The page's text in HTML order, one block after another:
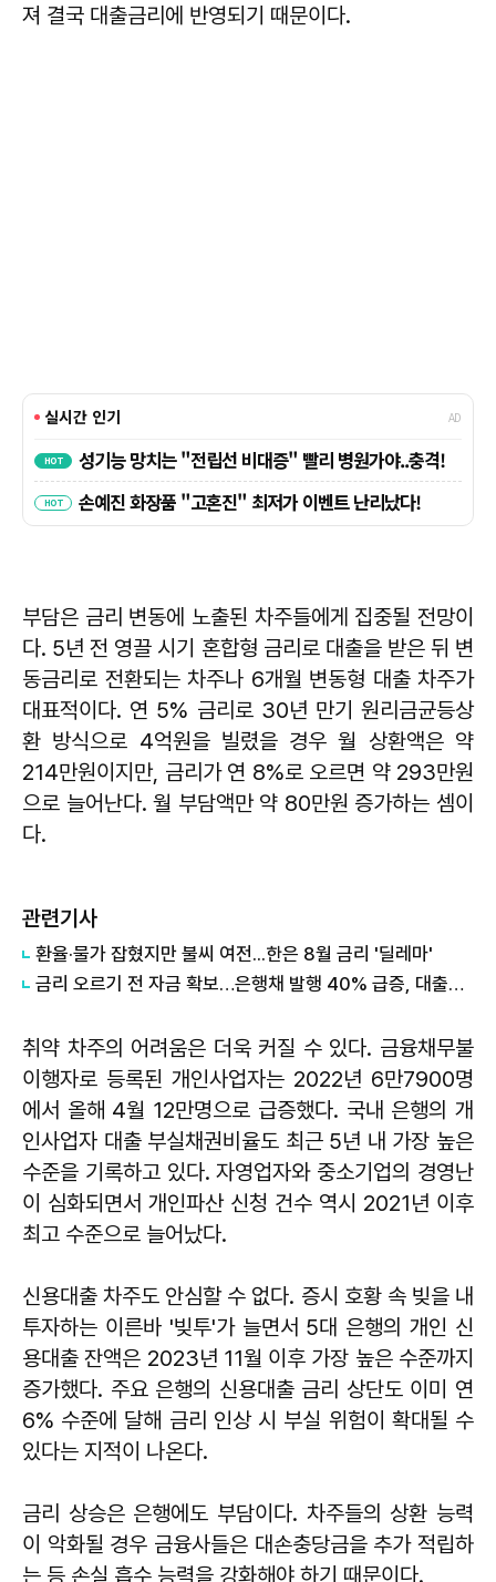
져 결국 대출금리에 반영되기 때문이다.
부담은 금리 변동에 노출된 차주들에게 집중될 전망이
다. 5년 전 영끌 시기 혼합형 금리로 대출을 받은 뒤 변
동금리로 전환되는 차주나 6개월 변동형 대출 차주가
대표적이다. 연 5% 금리로 30년 만기 원리금균등상
환 방식으로 4억원을 빌렸을 경우 월 상환액은 약
214만원이지만, 금리가 연 8%로 오르면 약 293만원
으로 늘어난다. 월 부담액만 약 80만원 증가하는 셈이
다.
관련기사
환율·물가 잡혔지만 불씨 여전...한은 8월 금리 '딜레마'
금리 오르기 전 자금 확보…은행채 발행 40% 급증, 대출금리도 '들썩'
취약 차주의 어려움은 더욱 커질 수 있다. 금융채무불
이행자로 등록된 개인사업자는 2022년 6만7900명
에서 올해 4월 12만명으로 급증했다. 국내 은행의 개
인사업자 대출 부실채권비율도 최근 5년 내 가장 높은
수준을 기록하고 있다. 자영업자와 중소기업의 경영난
이 심화되면서 개인파산 신청 건수 역시 2021년 이후
최고 수준으로 늘어났다.
신용대출 차주도 안심할 수 없다. 증시 호황 속 빚을 내
투자하는 이른바 '빚투'가 늘면서 5대 은행의 개인 신
용대출 잔액은 2023년 11월 이후 가장 높은 수준까지
증가했다. 주요 은행의 신용대출 금리 상단도 이미 연
6% 수준에 달해 금리 인상 시 부실 위험이 확대될 수
있다는 지적이 나온다.
금리 상승은 은행에도 부담이다. 차주들의 상환 능력
이 악화될 경우 금융사들은 대손충당금을 추가 적립하
는 등 손실 흡수 능력을 강화해야 하기 때문이다.